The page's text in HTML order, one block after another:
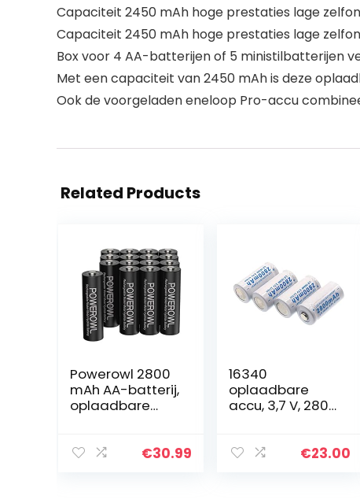
Capaciteit 2450 mAh hoge prestaties lage
Capaciteit 2450 mAh hoge prestaties lage
Box voor 4 AA-batterijen of 5 ministilbatterijen
Met een capaciteit van 2450 mAh is deze
Ook de voorgeladen eneloop Pro-accu
Related Products
Powerowl 2800
mAh AA-batterij,
oplaadbare
1200 cycli,
€30.99
16340
oplaadbare
accu, 3,7 V, 2800
batterijen
€23.00